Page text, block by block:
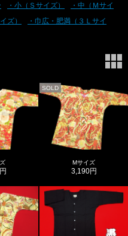
・小（Ｓサイズ）
・中（Ｍサイ
ズ）
・巾広・肥満（３Ｌサイ
SOLD
Mサイズ
3,190円